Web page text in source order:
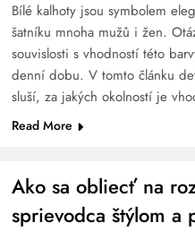
Bílé kalhoty jsou symbolem
šatníku mnoha mužů i žen.
souvislosti s vhodností této
denní dobu. V tomto článku
sluší, za jakých okolností je
Read More
Ako sa obliecť na
sprievodca štýlom a